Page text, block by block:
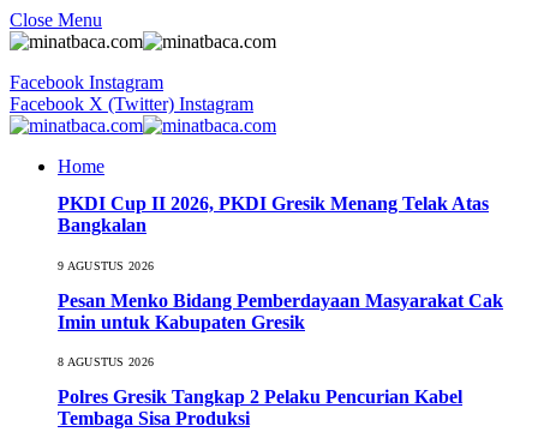
Close Menu
Facebook Instagram
Facebook X (Twitter) Instagram
Home
PKDI Cup II 2026, PKDI Gresik Menang Telak Atas
Bangkalan
9 AGUSTUS 2026
Pesan Menko Bidang Pemberdayaan Masyarakat Cak
Imin untuk Kabupaten Gresik
8 AGUSTUS 2026
Polres Gresik Tangkap 2 Pelaku Pencurian Kabel
Tembaga Sisa Produksi